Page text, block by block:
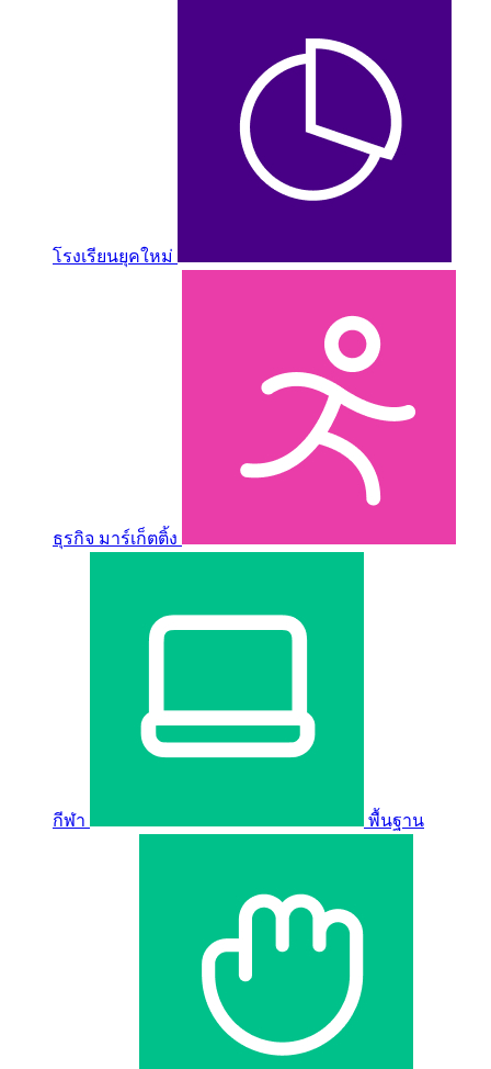
โรงเรียนยุคใหม่
ธุรกิจ มาร์เก็ตติ้ง
กีฬา พื้นฐาน